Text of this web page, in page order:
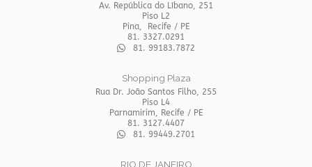
Av. República do Líbano, 251
Piso L2
Pina, Recife / PE
81. 3327.0291
81. 99183.7872
Shopping Plaza
Rua Dr. João Santos Filho, 255
Piso L4
Parnamirim, Recife / PE
81. 3127.4407
81. 99449.2701
RIO DE JANEIRO